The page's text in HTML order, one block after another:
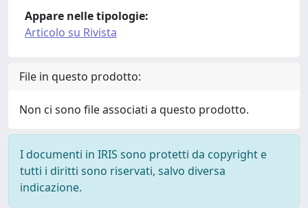
Appare nelle tipologie:
Articolo su Rivista
File in questo prodotto:
Non ci sono file associati a questo prodotto.
I documenti in IRIS sono protetti da copyright e
tutti i diritti sono riservati, salvo diversa
indicazione.